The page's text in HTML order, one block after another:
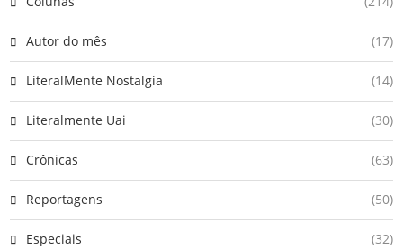
Autor do mês (17)
LiteralMente Nostalgia (14)
Literalmente Uai (30)
Crônicas (63)
Reportagens (50)
Especiais (32)